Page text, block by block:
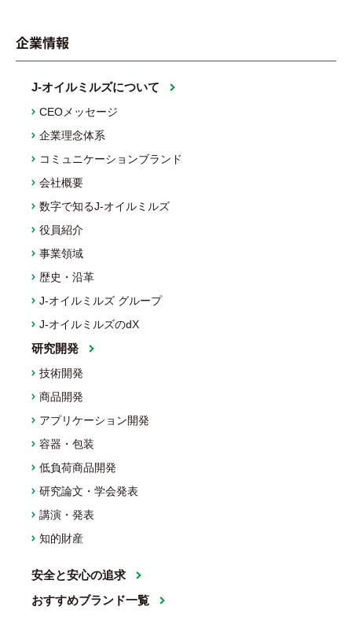
企業情報
J-オイルミルズについて
CEOメッセージ
企業理念体系
コミュニケーションブランド
会社概要
数字で知るJ-オイルミルズ
役員紹介
事業領域
歴史・沿革
J-オイルミルズ グループ
J-オイルミルズのdX
研究開発
技術開発
商品開発
アプリケーション開発
容器・包装
低負荷商品開発
研究論文・学会発表
講演・発表
知的財産
安全と安心の追求
おすすめブランド一覧